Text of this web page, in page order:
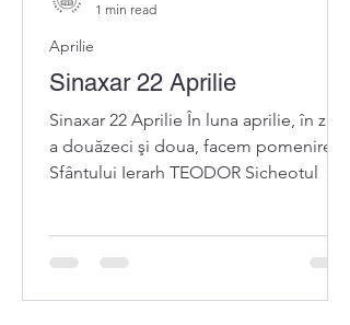
Sinaxar 22 Aprilie
Sinaxar 22 Aprilie În luna aprilie, în ziua
a douăzeci şi doua, facem pomenirea
Sfântului Ierarh TEODOR Sicheotul
Aprilie
1 min read